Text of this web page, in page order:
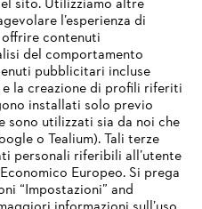
sito. Utilizziamo altre
l’esperienza di
offrire contenuti
del comportamento
pubblicitari incluse
la creazione di profili riferiti
installati solo previo
sono utilizzati sia da noi che
o Tealium). Tali terze
personali riferibili all’utente
Europeo. Si prega
“Impostazioni” and